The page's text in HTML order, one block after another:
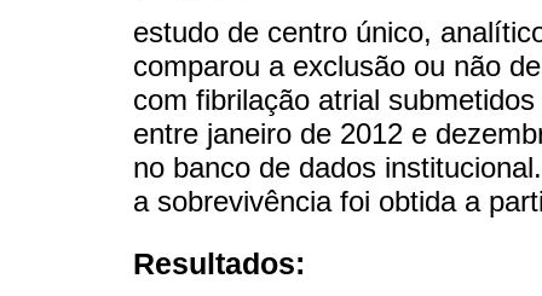
estudo de centro único,
comparou a exclusão ou não
com fibrilação atrial
entre janeiro de 2012 e
no banco de dados
a sobrevivência foi obtida a
Resultados: